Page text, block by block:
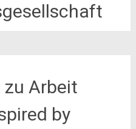
zu Arbeit
by